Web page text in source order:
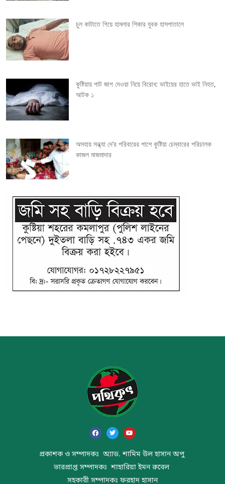
a
t
i
o
n
চুল কাটাতে গিয়ে হামলার শিকার যুবক হাসপাতালে
কুষ্টিয়ায় পাট জাগ দেওয়া নিয়ে বিরোধ: ভাইয়ের হাতে ভাই নিহত,
আটক ১
অসহায় সন্ধ্যা দে’র পরিবারের পাশে কুষ্টিয়া চেম্বারের পরিচালক
কাজল মাজমাদার
প্রকাশক ও সম্পাদকঃ অ্যাড. শামিম উল হাসান অপু
ভারপ্রাপ্ত সম্পাদকঃ শাহারিয়া ইমন রুবেল
সহকারী সম্পাদকঃ ফরহাদ হাসান